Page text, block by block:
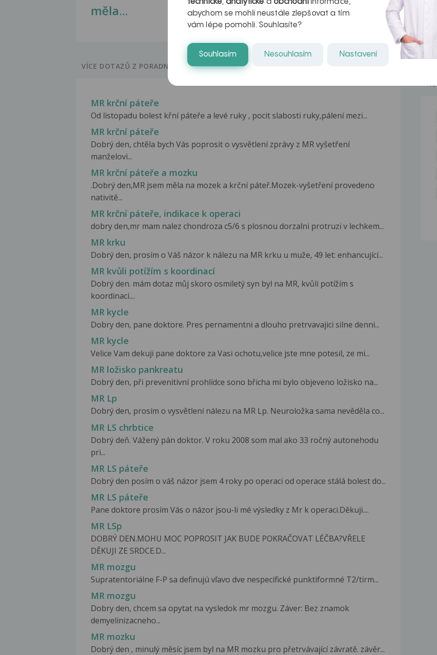
měla...
kteří ji...
VÍCE DOTAZŮ Z PORADNY
MR krční páteře
Od listopadu bolest křní páteře a levé ruky , pocit slabosti ruky,pálení mezi...
MR krční páteře
Dobrý den, chtěla bych Vás poprosit o vysvětlení zprávy z MR vyšetření
manželovi...
MR krční páteře a mozku
.Dobrý den,MR jsem měla na mozek a krční páteř.Mozek-vyšetření provedeno
nativitě...
MR krční páteře, indikace k operaci
dobry den,mr mam nalez chondroza c5/6 s plosnou dorzalni protruzi v lechkem...
MR krku
Dobrý den, prosím o Váš názor k nálezu na MR krku u muže, 49 let: enhancující...
MR kvůli potížím s koordinací
Dobrý den. mám dotaz můj skoro osmiletý syn byl na MR, kvůli potížím s
koordinací....
MR kycle
Dobry den, pane doktore. Pres pernamentni a dlouho pretrvavajici silne denni...
MR kycle
Velice Vam dekuji pane doktore za Vasi ochotu,velice jste mne potesil, ze mi...
MR ložisko pankreatu
Dobrý den, při prevenitivní prohlídce sono břicha mi bylo objeveno ložisko na...
MR Lp
Dobrý den, prosím o vysvětlení nálezu na MR Lp. Neuroložka sama nevěděla co...
MR LS chrbtice
Dobrý deň. Vážený pán doktor. V roku 2008 som mal ako 33 ročný autonehodu
pri...
MR LS páteře
Dobrý den posím o váš názor jsem 4 roky po operaci od operace stálá bolest do...
MR LS páteře
Pane doktore prosím Vás o názor jsou-li mé výsledky z Mr k operaci.Děkuji....
MR LSp
DOBRÝ DEN.MOHU MOC POPROSIT JAK BUDE POKRAČOVAT LÉČBA?VŘELE
DĚKUJI ZE SRDCE.D...
MR mozgu
Supratentoriálne F-P sa definujú vľavo dve nespecifické punktiformné T2/tirm...
MR mozgu
Dobry den, chcem sa opytat na vysledok mr mozgu. Záver: Bez znamok
demyelinizacneho...
MR mozku
Dobrý den , minulý měsíc jsem byl na MR mozku pro přetrvávající závratě. závěr...
technické,analytické a obchodníinformace,
abychom se mohli neustále zlepšovat a tím
vám lépe pomohli. Souhlasíte?
Souhlasím Nesouhlasím Nastavení